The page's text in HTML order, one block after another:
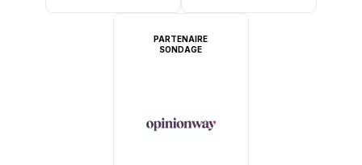
PARTENAIRE
SONDAGE